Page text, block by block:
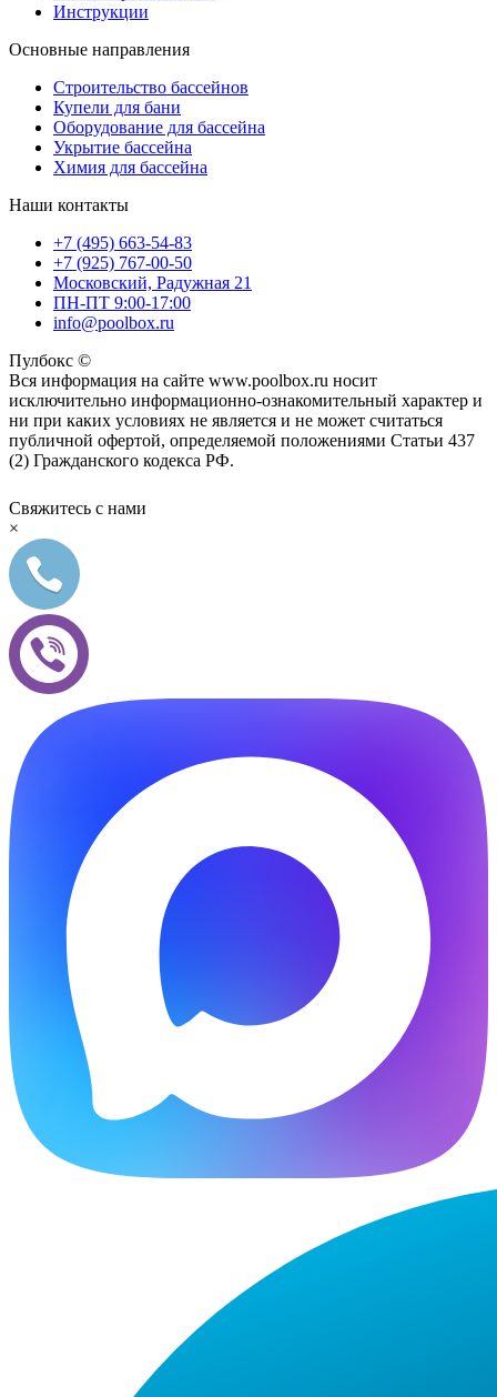
Инструкции
Основные направления
Строительство бассейнов
Купели для бани
Оборудование для бассейна
Укрытие бассейна
Химия для бассейна
Наши контакты
+7 (495) 663-54-83
+7 (925) 767-00-50
Московский, Радужная 21
ПН-ПТ 9:00-17:00
info@poolbox.ru
Пулбокс ©
Вся информация на сайте www.poolbox.ru носит
исключительно информационно-ознакомительный характер и
ни при каких условиях не является и не может считаться
публичной офертой, определяемой положениями Статьи 437
(2) Гражданского кодекса РФ.
Свяжитесь с нами
×